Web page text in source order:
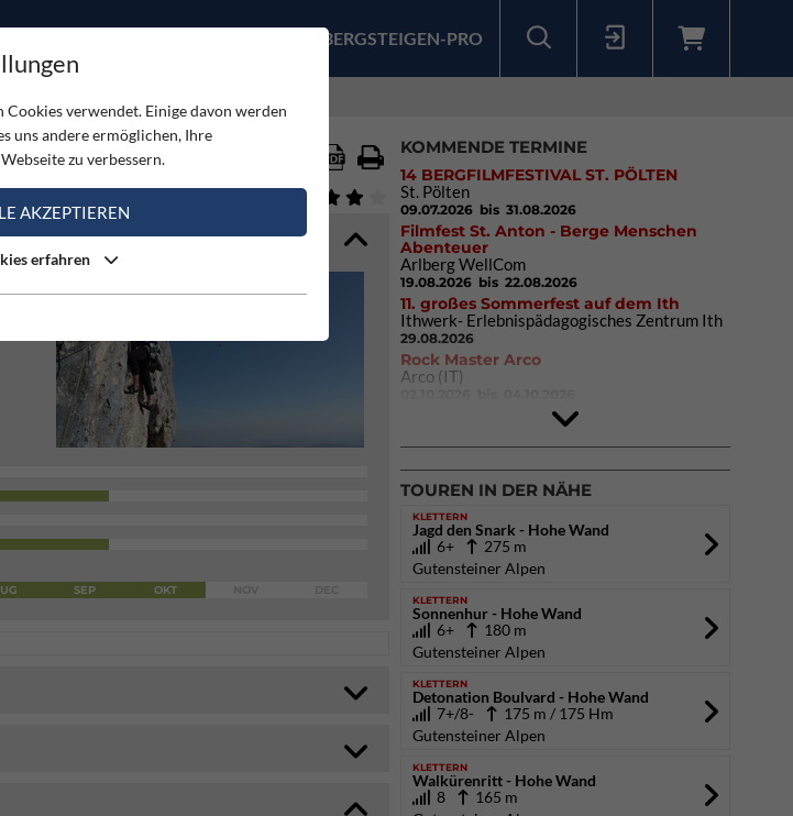
BERGSTEIGEN-PRO
SEP OKT
KOMMENDE TERMINE
14 BERGFILMFESTIVAL ST. PÖLTEN
St. Pölten
09.07.2026 bis 31.08.2026
Filmfest St. Anton - Berge Menschen
Abenteuer
Arlberg WellCom
19.08.2026 bis 22.08.2026
11. großes Sommerfest auf dem Ith
Ithwerk- Erlebnispädagogisches Zentrum Ith
29.08.2026
Rock Master Arco
Arco (IT)
9. Eiskletter Festival Osttirol
08.01.2027bis 10.01.2027
TOUREN IN DER NÄHE
KLETTERN
Jagd den Snark - Hohe Wand
6+
275 m
Gutensteiner Alpen
KLETTERN
Sonnenhur - Hohe Wand
6+
180 m
Gutensteiner Alpen
KLETTERN
Detonation Boulvard - Hohe Wand
7+/8-
175 m / 175 Hm
Gutensteiner Alpen
KLETTERN
Walkürenritt - Hohe Wand
8
165 m
verwendet. Einige davon werden
uns andere ermöglichen, Ihre
zu verbessern.
AKZEPTIEREN
erfahren